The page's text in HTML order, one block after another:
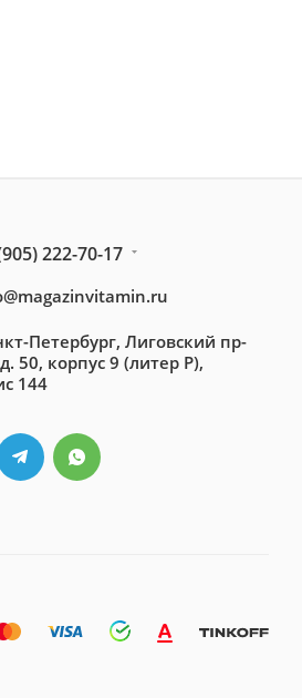
222-70-17
Петербург, Лиговский пр-
50, корпус 9 (литер Р),
144